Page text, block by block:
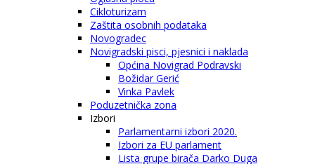
Cikloturizam
Zaštita osobnih podataka
Novogradec
Novigradski pisci, pjesnici i naklada
Općina Novigrad Podravski
Božidar Gerić
Vinka Pavlek
Poduzetnička zona
Izbori
Parlamentarni izbori 2020.
Izbori za EU parlament
Lista grupe birača Darko Duga